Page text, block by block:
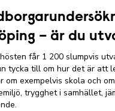
– är du
får 1 200 slumpvis
tycka till om hur det är att
om exempelvis skola och
trygghet i samhället,